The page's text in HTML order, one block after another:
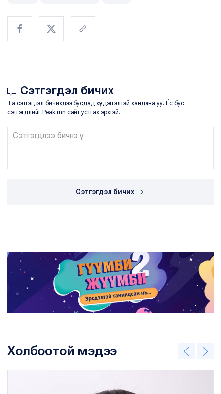
Сэтгэгдэл бичих
Та сэтгэгдэл бичихдээ бусдад хүндэтгэлтэй хандана уу. Ёс бус
сэтгэгдлийг Peak.mn сайт устгах эрхтэй.
Сэтгэгдэл бичих
Холбоотой мэдээ